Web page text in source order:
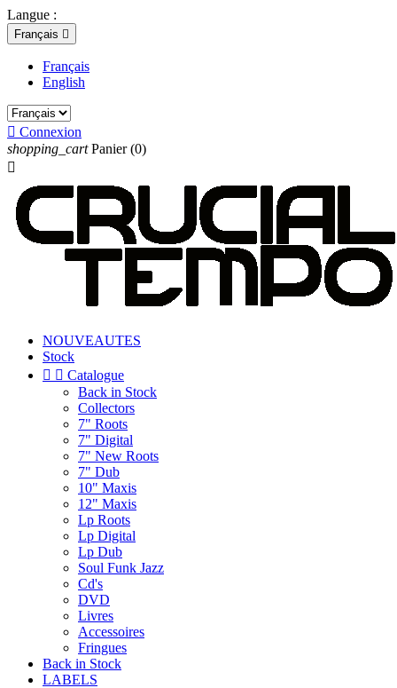
Langue :
Français 
Français
English
 Connexion
shopping_cart Panier (0)

NOUVEAUTES
Stock
  Catalogue
Back in Stock
Collectors
7" Roots
7" Digital
7" New Roots
7" Dub
10" Maxis
12" Maxis
Lp Roots
Lp Digital
Lp Dub
Soul Funk Jazz
Cd's
DVD
Livres
Accessoires
Fringues
Back in Stock
LABELS